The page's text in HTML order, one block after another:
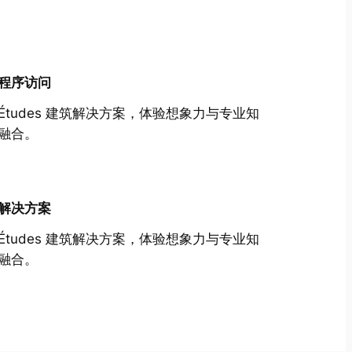
序访问
建筑解决方案，体验想象力与专业知
合。
决方案
建筑解决方案，体验想象力与专业知
合。